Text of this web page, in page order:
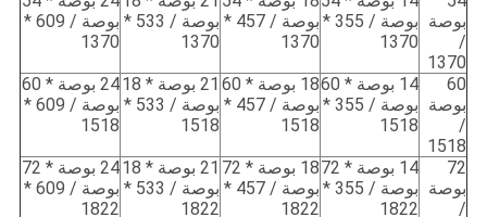
بوصة
/
1370
بوصة / 355 *
1370
بوصة / 457 *
1370
بوصة / 533 *
1370
بوصة / 609 *
1370
60
بوصة
/
1518
14 بوصة * 60
بوصة / 355 *
1518
18 بوصة * 60
بوصة / 457 *
1518
21 بوصة * 18
بوصة / 533 *
1518
24 بوصة * 60
بوصة / 609 *
1518
72
بوصة
/
14 بوصة * 72
بوصة / 355 *
1822
18 بوصة * 72
بوصة / 457 *
1822
21 بوصة * 18
بوصة / 533 *
1822
24 بوصة * 72
بوصة / 609 *
1822